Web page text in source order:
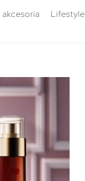
Lifestyle